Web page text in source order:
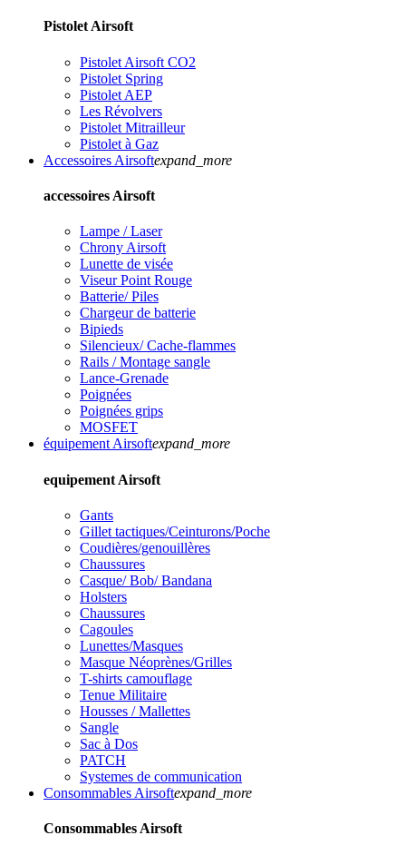
Pistolet Airsoft
Pistolet Airsoft CO2
Pistolet Spring
Pistolet AEP
Les Révolvers
Pistolet Mitrailleur
Pistolet à Gaz
Accessoires Airsoftexpand_more
accessoires Airsoft
Lampe / Laser
Chrony Airsoft
Lunette de visée
Viseur Point Rouge
Batterie/ Piles
Chargeur de batterie
Bipieds
Silencieux/ Cache-flammes
Rails / Montage sangle
Lance-Grenade
Poignées
Poignées grips
MOSFET
équipement Airsoftexpand_more
equipement Airsoft
Gants
Gillet tactiques/Ceinturons/Poche
Coudières/genouillères
Chaussures
Casque/ Bob/ Bandana
Holsters
Chaussures
Cagoules
Lunettes/Masques
Masque Néoprènes/Grilles
T-shirts camouflage
Tenue Militaire
Housses / Mallettes
Sangle
Sac à Dos
PATCH
Systemes de communication
Consommables Airsoftexpand_more
Consommables Airsoft